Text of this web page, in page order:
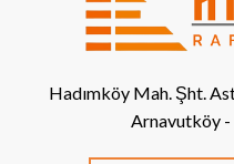
Hadımköy Mah. Şht.
Arnavutköy